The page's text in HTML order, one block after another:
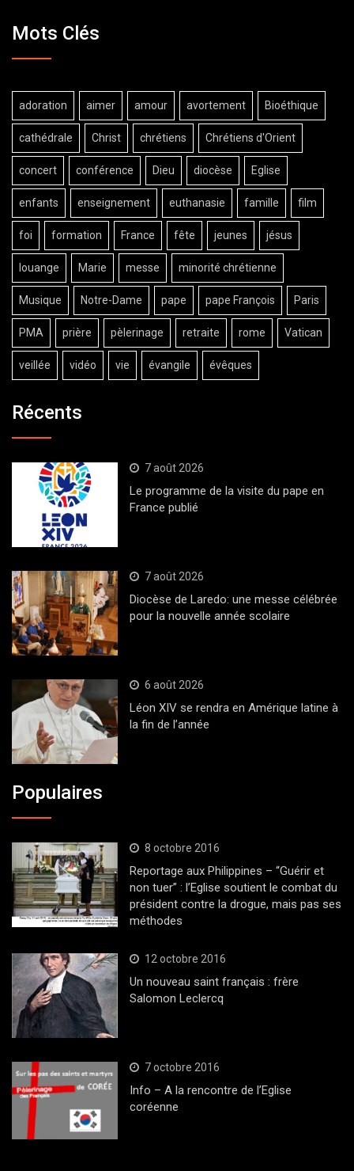
Mots Clés
adoration aimer amour avortement Bioéthique
cathédrale Christ chrétiens Chrétiens d'Orient
concert conférence Dieu diocèse Eglise
enfants enseignement euthanasie famille film
foi formation France fête jeunes jésus
louange Marie messe minorité chrétienne
Musique Notre-Dame pape pape François Paris
PMA prière pèlerinage retraite rome Vatican
veillée vidéo vie évangile évêques
Récents
7 août 2026
Le programme de la visite du pape en
France publié
7 août 2026
Diocèse de Laredo: une messe célébrée
pour la nouvelle année scolaire
6 août 2026
Léon XIV se rendra en Amérique latine à
la fin de l’année
Populaires
8 octobre 2016
Reportage aux Philippines – “Guérir et
non tuer” : l’Eglise soutient le combat du
président contre la drogue, mais pas ses
méthodes
12 octobre 2016
Un nouveau saint français : frère
Salomon Leclercq
7 octobre 2016
Info – A la rencontre de l’Eglise
coréenne